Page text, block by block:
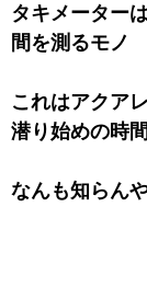
タキメーター
間を測るモノ
これはアクア
潜り始めの時
なんも知らん